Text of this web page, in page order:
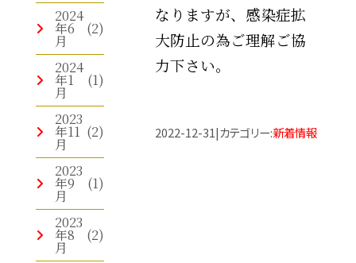
2024
年6
月
(2)
2024
年1
月
(1)
2023
年11
月
(2)
2023
年9
月
(1)
2023
年8
月
(2)
なりますが、感染症拡
大防止の為ご理解ご協
力下さい。
2022-12-31|カテゴリー:新着情報